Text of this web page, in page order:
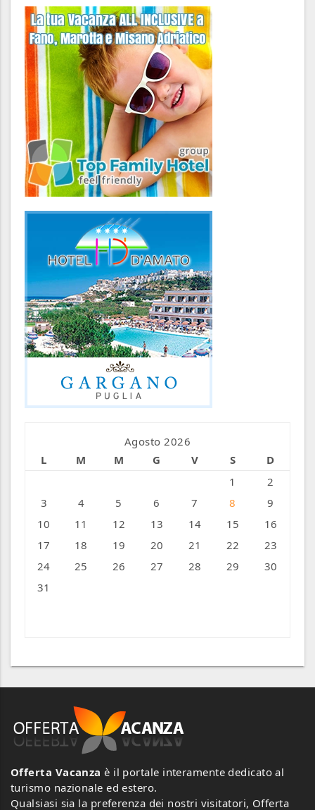
Agosto 2026
L
M M G V S
D
1
2
3
4 5 6 7 8
9
10
11 12 13 14 15
16
17
18 19 20 21 22
23
24
25 26 27 28 29
30
31
Offerta Vacanza è il portale interamente dedicato al
turismo nazionale ed estero.
Qualsiasi sia la preferenza dei nostri visitatori, Offerta